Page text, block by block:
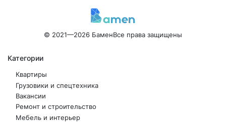
© 2021—2026 БаменВсе права защищены
Категории
Квартиры
Грузовики и спецтехника
Вакансии
Ремонт и строительство
Мебель и интерьер